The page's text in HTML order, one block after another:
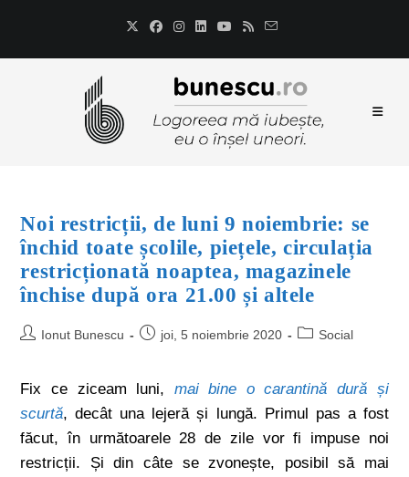
Noi restricții, de luni 9 noiembrie: se
închid toate școlile, piețele, circulația
restricționată noaptea, magazinele
închise după ora 21.00 și altele
Ionut Bunescu joi, 5 noiembrie 2020 Social
Fix ce ziceam luni, mai bine o carantină dură și
scurtă, decât una lejeră și lungă. Primul pas a fost
făcut, în următoarele 28 de zile vor fi impuse noi
restricții. Și din câte se zvonește, posibil să mai